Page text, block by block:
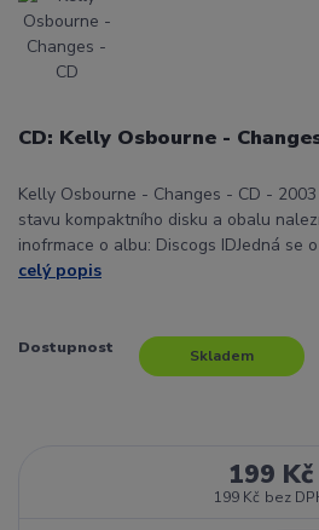
CD: Kelly Osbourne -
Kelly Osbourne - Changes - CD -
stavu kompaktního disku a obalu
inofrmace o albu: Discogs IDJedná se
celý popis
Dostupnost Skladem
199 Kč
199 Kč bez